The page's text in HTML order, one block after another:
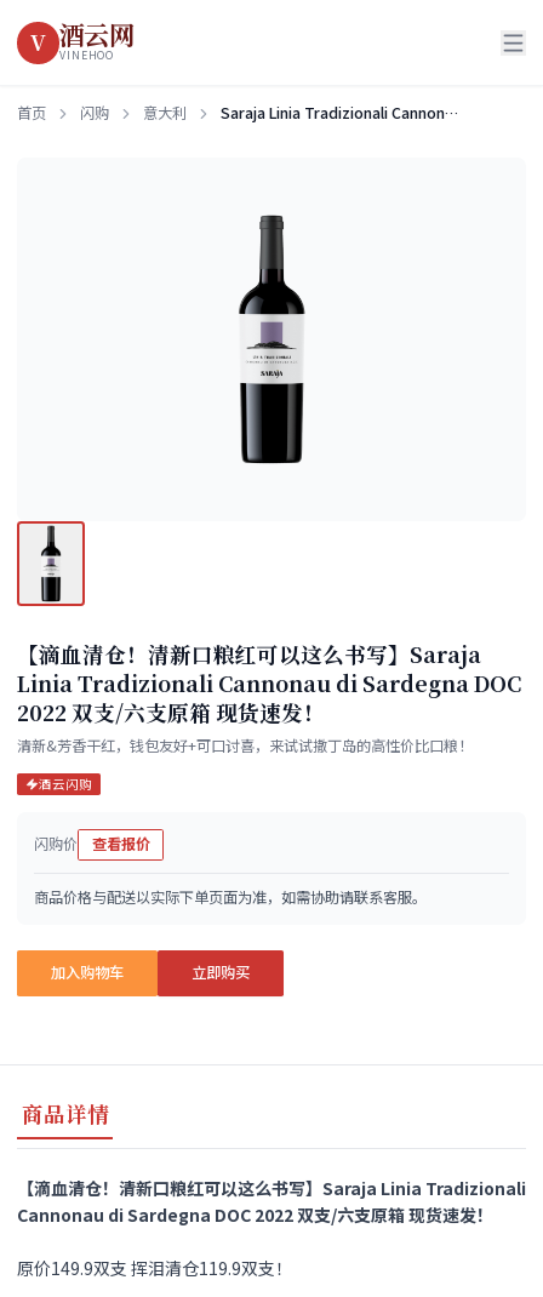
V 酒云网
VINEHOO
首页 闪购 意大利 Saraja Linia Tradizionali Cannonau di Sardegna DOC 2022
【滴血清仓！清新口粮红可以这么书写】Saraja
Linia Tradizionali Cannonau di Sardegna DOC
2022 双支/六支原箱 现货速发！
清新&芳香干红，钱包友好+可口讨喜，来试试撒丁岛的高性价比口粮！
酒云闪购
闪购价 查看报价
商品价格与配送以实际下单页面为准，如需协助请联系客服。
加入购物车 立即购买
商品详情
【滴血清仓！清新口粮红可以这么书写】Saraja Linia Tradizionali
Cannonau di Sardegna DOC 2022 双支/六支原箱 现货速发！
原价149.9双支 挥泪清仓119.9双支！